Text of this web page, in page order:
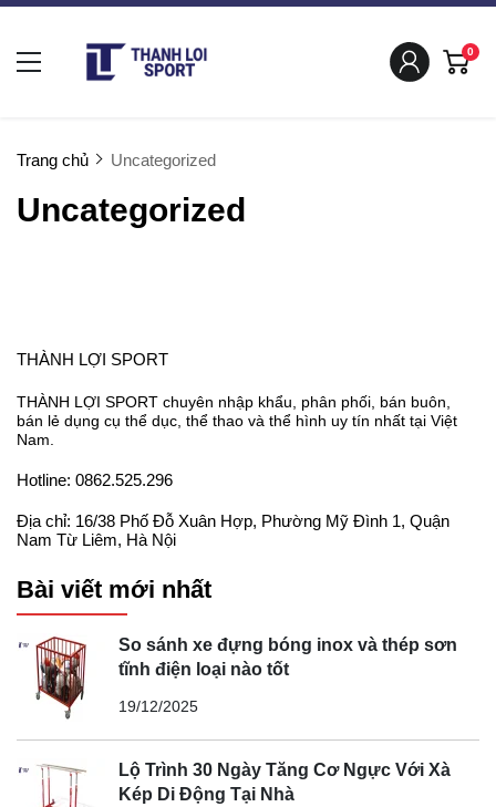
0
Trang chủ Uncategorized
Uncategorized
THÀNH LỢI SPORT
THÀNH LỢI SPORT chuyên nhập khẩu, phân phối, bán buôn,
bán lẻ dụng cụ thể dục, thể thao và thể hình uy tín nhất tại Việt
Nam.
Hotline: 0862.525.296
Địa chỉ: 16/38 Phố Đỗ Xuân Hợp, Phường Mỹ Đình 1, Quận
Nam Từ Liêm, Hà Nội
Bài viết mới nhất
So sánh xe đựng bóng inox và thép sơn
tĩnh điện loại nào tốt
19/12/2025
Lộ Trình 30 Ngày Tăng Cơ Ngực Với Xà
Kép Di Động Tại Nhà